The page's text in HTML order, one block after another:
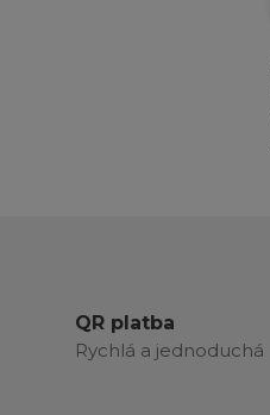
QR platba
Rychlá a jednoduchá